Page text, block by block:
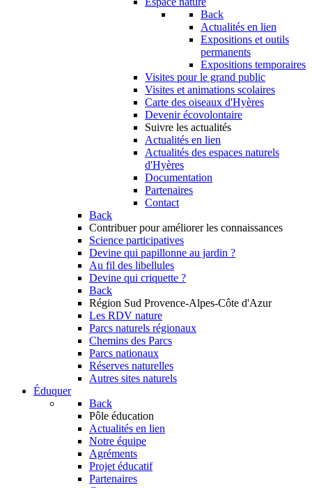
Back
Actualités en lien
Expositions et outils
permanents
Expositions temporaires
Visites pour le grand public
Visites et animations scolaires
Carte des oiseaux d'Hyères
Devenir écovolontaire
Suivre les actualités
Actualités en lien
Actualités des espaces naturels
d'Hyères
Documentation
Partenaires
Contact
Back
Contribuer pour améliorer les connaissances
Science participatives
Devine qui papillonne au jardin ?
Au fil des libellules
Devine qui criquette ?
Back
Région Sud Provence-Alpes-Côte d'Azur
Les RDV nature
Parcs naturels régionaux
Chemins des Parcs
Parcs nationaux
Réserves naturelles
Autres sites naturels
Éduquer
Back
Pôle éducation
Actualités en lien
Notre équipe
Agréments
Projet éducatif
Partenaires